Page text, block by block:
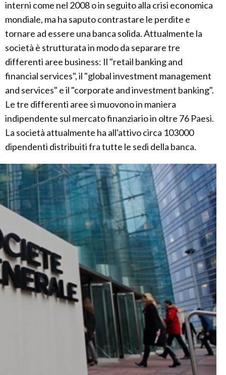
interni come nel 2008 o in seguito alla crisi economica
mondiale, ma ha saputo contrastare le perdite e
tornare ad essere una banca solida. Attualmente la
società è strutturata in modo da separare tre
differenti aree business: Il "retail banking and
financial services", il "global investment management
and services" e il "corporate and investment banking".
Le tre differenti aree si muovono in maniera
indipendente sul mercato finanziario in oltre 76 Paesi.
La società attualmente ha all'attivo circa 103000
dipendenti distribuiti fra tutte le sedi della banca.